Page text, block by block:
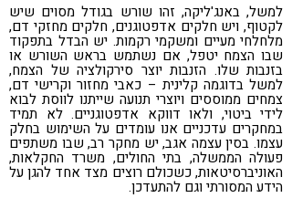
למשל, באנג'ליקה, זהו שורש בגודל מסוים שיש
לקטוף, ויש חלקים אדפטוגנים, חלקים מחזקי דם,
מלחלחי מעיים ומשקמי רקמות. יש הבדל בתפקוד
שבו הצמח יטפל, אם נשתמש בראש השורש או
בזנבות שלו. הזנבות יוצר סירקולציה של הצמח,
למשל בדוגמה קלינית – כאבי מחזור וקרישי דם,
צמחים ממוססים ויוצרי תנועה שייתנו לווסת לבוא
לידי ביטוי, ולאו דווקא אדפטוגניים. לא תמיד
במחקרים עדכניים אנו עומדים על השימוש בחלק
עצמו. בסין עצמה אגב, יש מחקר רב, שבו משתפים
פעולה הממשלה, בתי החולים, משרד החקלאות,
האוניברסיטאות, כשכולם רוצים מצד אחד להגן על
הידע המסורתי וגם להתעדכן.